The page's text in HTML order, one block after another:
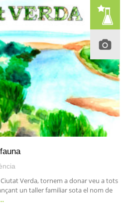
Verda, tornem a donar veu a tots
un taller familiar sota el nom de